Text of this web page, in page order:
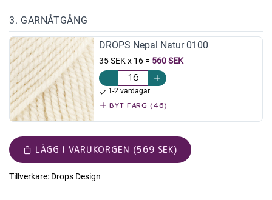
3. GARNÅTGÅNG
DROPS Nepal Natur 0100
35 SEK x 16= 560 SEK
1-2 vardagar
BYT FÄRG (46)
LÄGG I VARUKORGEN (569 SEK)
Tillverkare: Drops Design